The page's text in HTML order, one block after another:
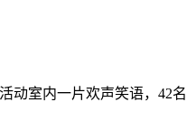
动室内一片欢声笑语，42名